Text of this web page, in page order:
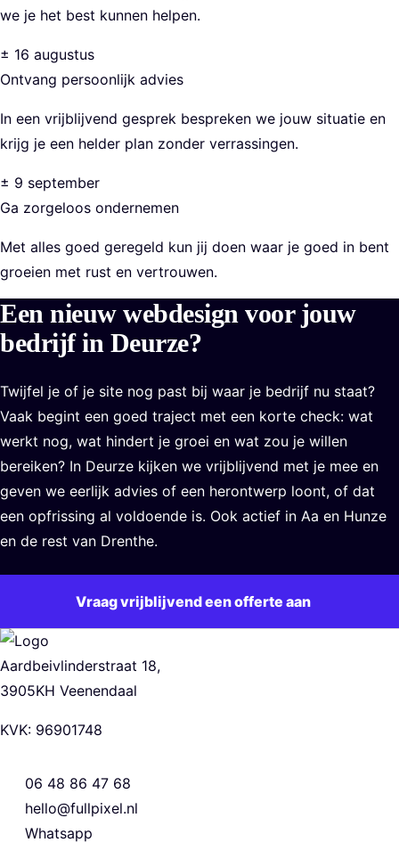
we je het best kunnen helpen.
± 16 augustus
Ontvang persoonlijk advies
In een vrijblijvend gesprek bespreken we jouw situatie en
krijg je een helder plan zonder verrassingen.
± 9 september
Ga zorgeloos ondernemen
Met alles goed geregeld kun jij doen waar je goed in bent
groeien met rust en vertrouwen.
Een nieuw webdesign voor jouw
bedrijf in Deurze?
Twijfel je of je site nog past bij waar je bedrijf nu staat?
Vaak begint een goed traject met een korte check: wat
werkt nog, wat hindert je groei en wat zou je willen
bereiken? In Deurze kijken we vrijblijvend met je mee en
geven we eerlijk advies of een herontwerp loont, of dat
een opfrissing al voldoende is. Ook actief in Aa en Hunze
en de rest van Drenthe.
Vraag vrijblijvend een offerte aan
Aardbeivlinderstraat 18,
3905KH Veenendaal
KVK: 96901748
06 48 86 47 68
hello@fullpixel.nl
Whatsapp